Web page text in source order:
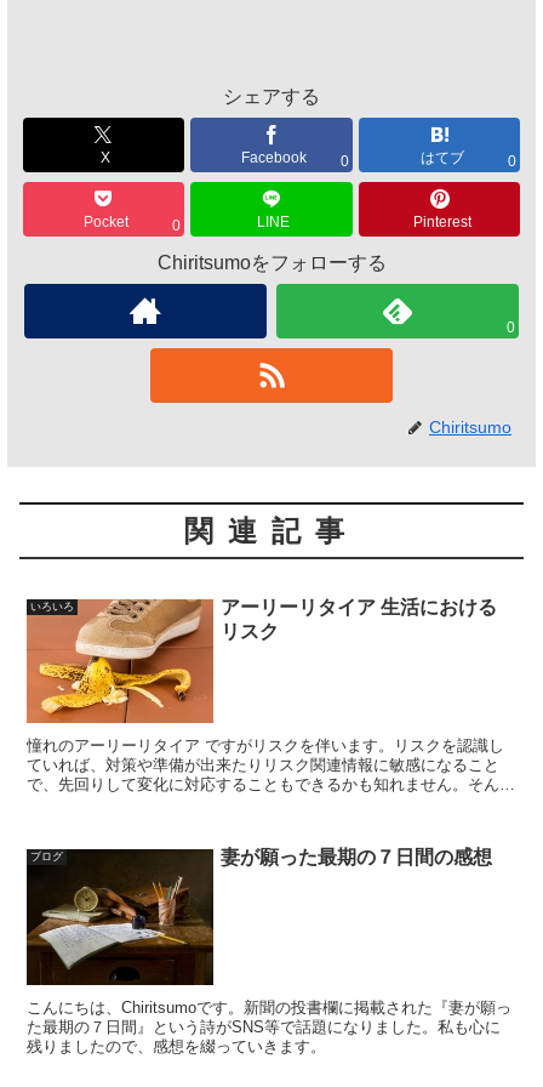
シェアする
X Facebook 0 はてブ 0
Pocket 0 LINE Pinterest
Chiritsumoをフォローする
0
Chiritsumo
関連記事
いろいろ
アーリーリタイア 生活における
リスク
憧れのアーリーリタイア ですがリスクを伴います。リスクを認識し
ていれば、対策や準備が出来たりリスク関連情報に敏感になること
で、先回りして変化に対応することもできるかも知れません。そんな
ブログ 妻が願った最期の７日間の感想
こんにちは、Chiritsumoです。新聞の投書欄に掲載された『妻が願っ
た最期の７日間』という詩がSNS等で話題になりました。私も心に
残りましたので、感想を綴っていきます。